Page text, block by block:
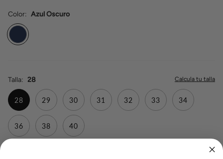
Talla 28
28 29 30 31 32 33 34
36 38 40
Color Azul Oscuro
Azul
Oscuro